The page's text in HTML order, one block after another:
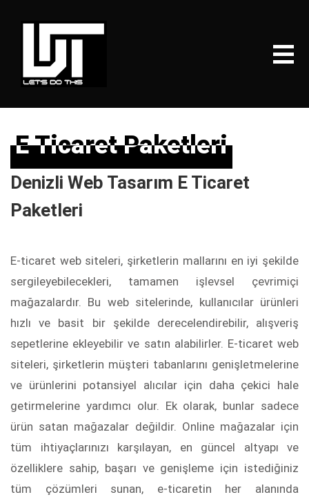
E Ticaret Paketleri
E Ticaret Paketleri
Denizli Web Tasarım E Ticaret
Paketleri
E-ticaret web siteleri, şirketlerin mallarını en iyi şekilde
sergileyebilecekleri, tamamen işlevsel çevrimiçi
mağazalardır. Bu web sitelerinde, kullanıcılar ürünleri
hızlı ve basit bir şekilde derecelendirebilir, alışveriş
sepetlerine ekleyebilir ve satın alabilirler. E-ticaret web
siteleri, şirketlerin müşteri tabanlarını genişletmelerine
ve ürünlerini potansiyel alıcılar için daha çekici hale
getirmelerine yardımcı olur. Ek olarak, bunlar sadece
ürün satan mağazalar değildir. Online mağazalar için
tüm ihtiyaçlarınızı karşılayan, en güncel altyapı ve
özelliklere sahip, başarı ve genişleme için istediğiniz
tüm çözümleri sunan, e-ticaretin her alanında